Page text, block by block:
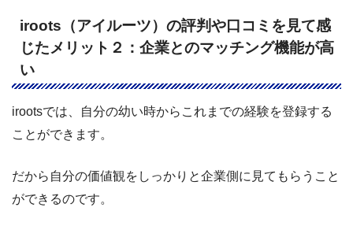
iroots（アイルーツ）の評判や口コミを見て感
じたメリット２：企業とのマッチング機能が高
い
irootsでは、自分の幼い時からこれまでの経験を登録する
ことができます。
だから自分の価値観をしっかりと企業側に見てもらうこと
ができるのです。